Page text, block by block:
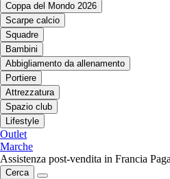
Coppa del Mondo 2026
Scarpe calcio
Squadre
Bambini
Abbigliamento da allenamento
Portiere
Attrezzatura
Spazio club
Lifestyle
Outlet
Marche
Assistenza post-vendita in Francia
Cerca